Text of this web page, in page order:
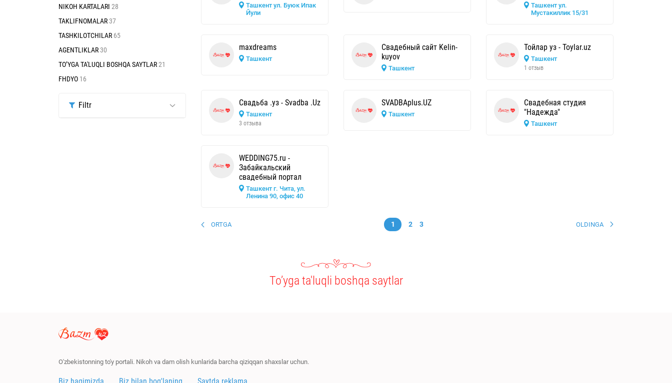
NIKOH KARTALARI 28
TAKLIFNOMALAR37
TASHKILOTCHILAR 65
AGENTLIKLAR30
TO’YGA TA'LUQLI BOSHQA SAYTLAR21
FHDYO 16
Filtr
Ташкент ул. Буюк Ипак
Йули
Ташкент ул.
Мустакиллик 15/31
maxdreams
Ташкент
Свадебный сайт Kelin-
kuyov
Ташкент
Тойлар уз - Toylar.uz
Ташкент
1 отзыв
Свадьба .уз - Svadba .Uz
Ташкент
3 отзыва
SVADBAplus.UZ
Ташкент
Свадебная студия
"Надежда"
Ташкент
WEDDING75.ru -
Забайкальский
свадебный портал
Ташкент г. Чита, ул.
Ленина 90, офис 40
ORTGA 1 2 3 OLDINGA
To’yga ta'luqli boshqa saytlar
O'zbekistonning to'y portali. Nikoh va dam olish kunlarida barcha qiziqqan shaxslar uchun.